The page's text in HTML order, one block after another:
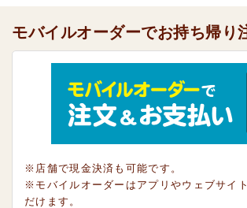
モバイルオーダーでお持ち帰り
※店舗で現金決済も可能です。
※モバイルオーダーはアプリやウェブサイ
だけます。